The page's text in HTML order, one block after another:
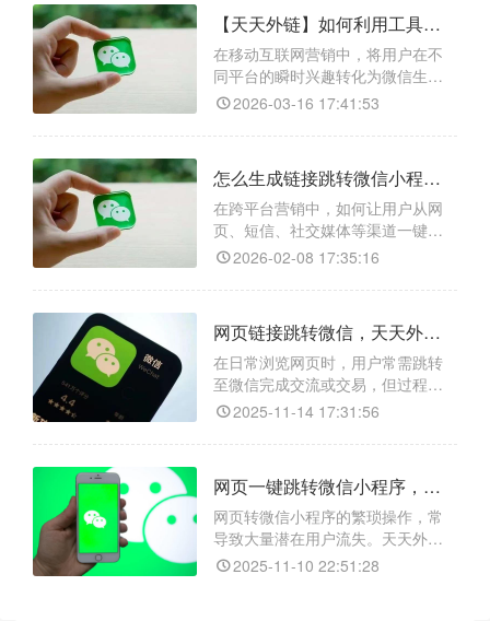
号，覆盖短信、邮件及主流社交平
台。还集成活码二维码（多码轮流
展示）、活链接（随时改内容不换
链接）、短链接（压缩长链提升点
【天天外链】如何利用工具在网页广告/文章/评论一键跳转微信？
在移动互联网营销中，将用户在不
同平台的瞬时兴趣转化为微信生态
内的持久流量，是运营者思考的难
转工具，为解决此痛点而生。它兼
类渠道与微信生态的壁垒。同时，
具备智能防封与分流技术，支持一
个链接上传200个二维码并按权重自
动轮转，可规避风险、均衡分
2026-03-16 17:41:53
怎么生成链接跳转微信小程序/小程序任意页面/小程序码?天天外链生成方法
在跨平台营销中，如何让用户从网
页、短信、社交媒体等渠道一键直
达微信小程序？天天外链提供了高
页面转化为生成可跨平台跳转的智
踪，并集成了智能跳转、数据分析
和链接防封防红等核心功能，为企
业提供安全、稳定、可深度追踪的
一站式引流服务，有效缩短用户访
2026-02-08 17:35:16
网页链接跳转微信，天天外链打破壁垒，畅连微信
在日常浏览网页时，用户常需跳转
至微信完成交流或交易，但过程常
因入口隐蔽、步骤繁琐而受阻，严
天天外链提供智能跳转解决方案，
起微信并直达指定公众号、小程序
或聊天界面。该工具支持自定义引
导页，有效避开浏览器拦截，显著
提升跳转成功率与操作流畅度，实
2025-11-14 17:31:56
网页一键跳转微信小程序，天天外链让引流更高效
网页转微信小程序的繁琐操作，常
导致大量潜在用户流失。天天外链
精准破解此难题，可生成合规跳转
2025-11-10 22:51:28